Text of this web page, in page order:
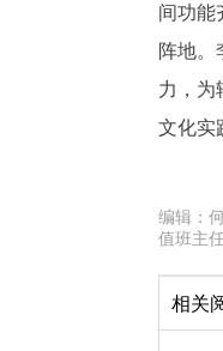
间功能
阵地。
力，为
文化实
编辑：
值班主任
相关